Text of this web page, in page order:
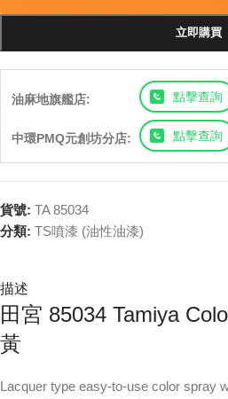
立即購買
油麻地旗艦店: 點擊查詢
中環PMQ元創坊分店: 點擊查詢
貨號: TA 85034
分類: TS噴漆 (油性油漆)
描述
田宮 85034 Tamiya
黃
Lacquer type easy-to-use color spray